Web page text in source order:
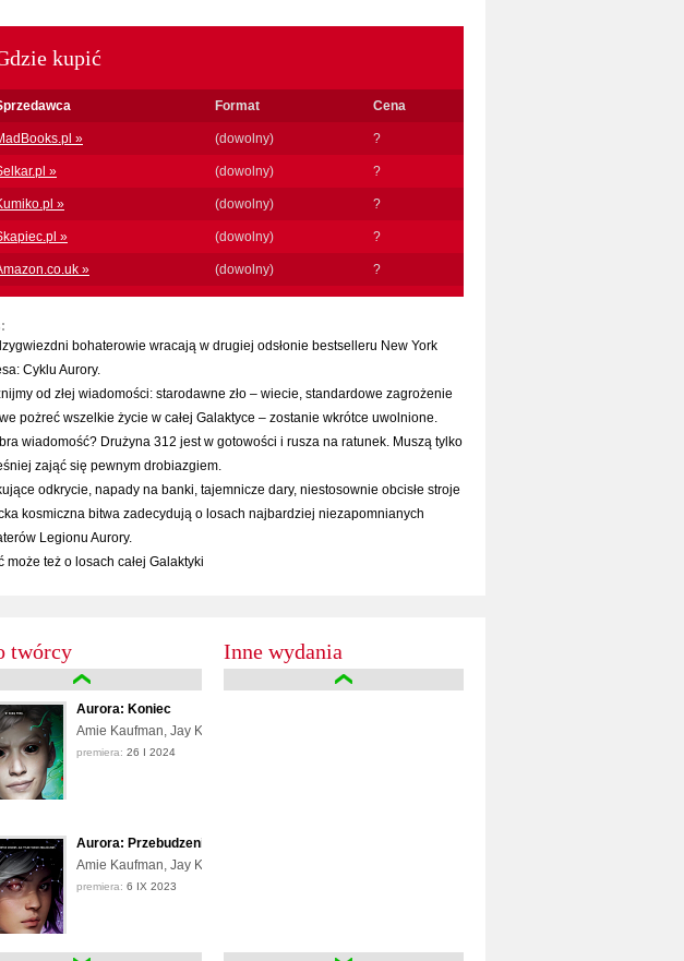
kupić
Format Cena
» (dowolny) ?
» (dowolny) ?
» (dowolny) ?
» (dowolny) ?
» (dowolny) ?
bohaterowie wracają w drugiej odsłonie bestselleru New York
Cyklu Aurory.
od złej wiadomości: starodawne zło – wiecie, standardowe zagrożenie
pożreć wszelkie życie w całej Galaktyce – zostanie wkrótce uwolnione.
wiadomość? Drużyna 312 jest w gotowości i rusza na ratunek. Muszą tylko
zająć się pewnym drobiazgiem.
odkrycie, napady na banki, tajemnicze dary, niestosownie obcisłe stroje
kosmiczna bitwa zadecydują o losach najbardziej niezapomnianych
Legionu Aurory.
może też o losach całej Galaktyki
twórcy
Aurora: Koniec
Amie Kaufman, Jay Kristoff
premiera: 26 I 2024
Aurora: Przebudzenie
Amie Kaufman, Jay Kristoff
premiera: 6 IX 2023
Inne wydania